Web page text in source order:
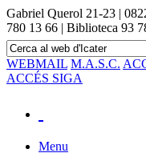
Gabriel Querol 21-23 |
780 13 66 | Biblioteca 93
WEBMAIL M.A.S.C.
ACCÉS SIGA
Menu